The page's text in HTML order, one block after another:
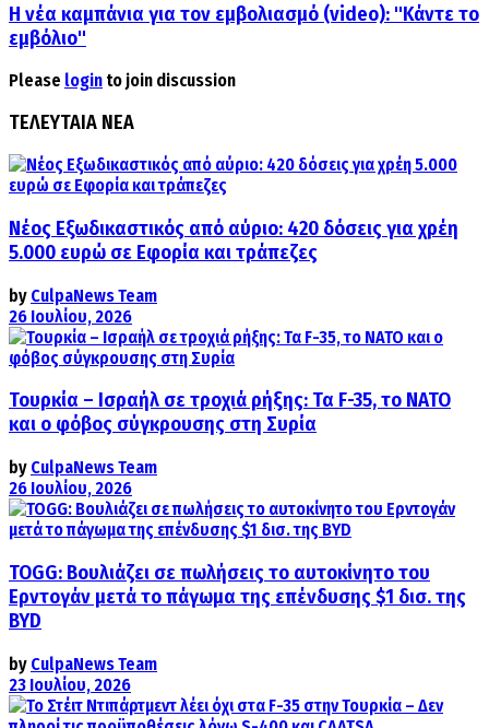
Η νέα καμπάνια για τον εμβολιασμό (video): "Κάντε το
εμβόλιο"
Please login to join discussion
ΤΕΛΕΥΤΑΙΑ ΝΕΑ
Νέος Εξωδικαστικός από αύριο: 420 δόσεις για χρέη
5.000 ευρώ σε Εφορία και τράπεζες
by CulpaNews Team
26 Ιουλίου, 2026
Τουρκία – Ισραήλ σε τροχιά ρήξης: Τα F-35, το ΝΑΤΟ
και ο φόβος σύγκρουσης στη Συρία
by CulpaNews Team
26 Ιουλίου, 2026
TOGG: Βουλιάζει σε πωλήσεις το αυτοκίνητο του
Ερντογάν μετά το πάγωμα της επένδυσης $1 δισ. της
BYD
by CulpaNews Team
23 Ιουλίου, 2026